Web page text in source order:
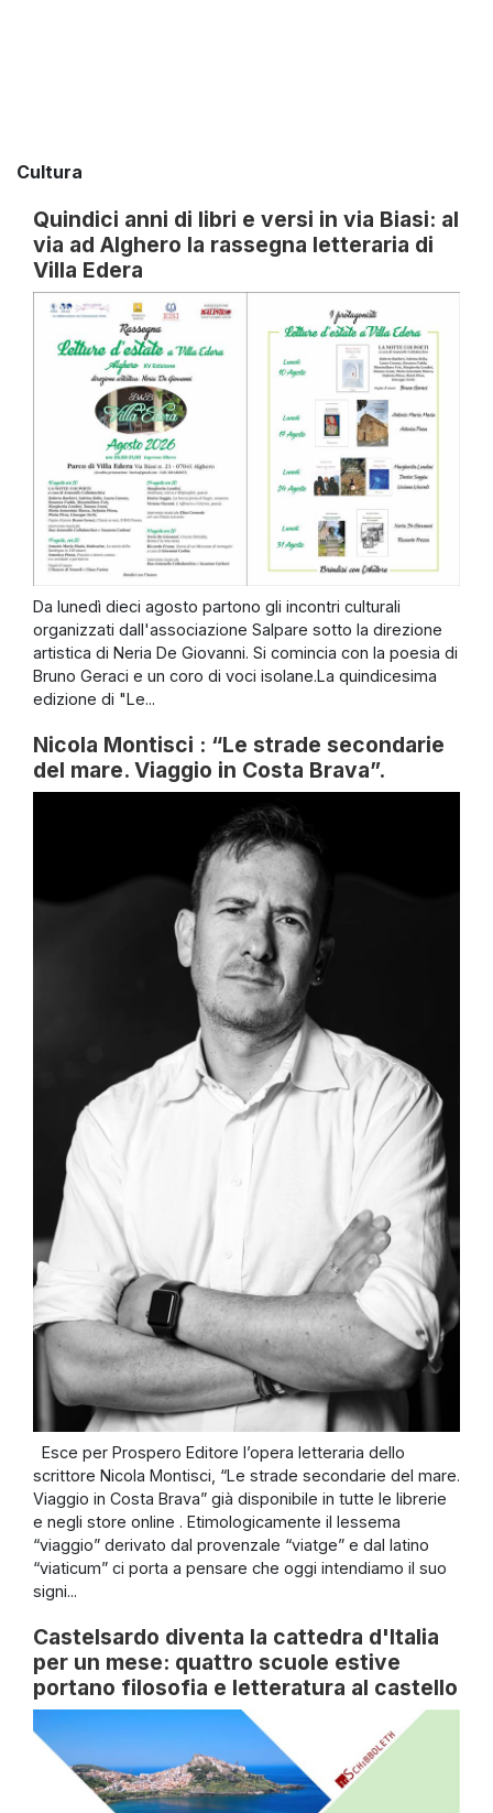
Cultura
Quindici anni di libri e versi in via Biasi: al
via ad Alghero la rassegna letteraria di
Villa Edera
Da lunedì dieci agosto partono gli incontri culturali
organizzati dall'associazione Salpare sotto la direzione
artistica di Neria De Giovanni. Si comincia con la poesia di
Bruno Geraci e un coro di voci isolane.La quindicesima
edizione di "Le...
Nicola Montisci : “Le strade secondarie
del mare. Viaggio in Costa Brava”.
Esce per Prospero Editore l’opera letteraria dello
scrittore Nicola Montisci, “Le strade secondarie del mare.
Viaggio in Costa Brava” già disponibile in tutte le librerie
e negli store online . Etimologicamente il lessema
“viaggio” derivato dal provenzale “viatge” e dal latino
“viaticum” ci porta a pensare che oggi intendiamo il suo
signi...
Castelsardo diventa la cattedra d'Italia
per un mese: quattro scuole estive
portano filosofia e letteratura al castello